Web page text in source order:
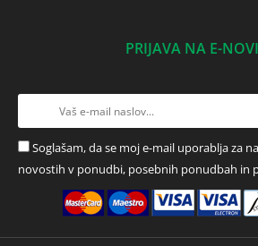
PRIJAVA NA E-
Soglašam, da se moj e-mail uporablja za
novostih v ponudbi, posebnih ponudbah in